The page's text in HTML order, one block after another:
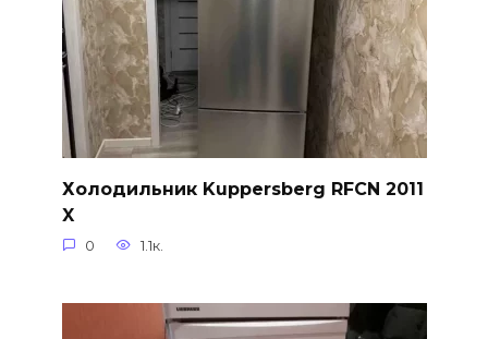
Холодильник Kuppersberg RFCN 2011
X
0 1.1к.